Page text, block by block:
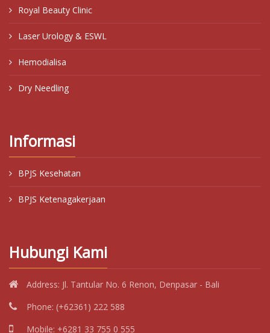
Royal Beauty Clinic
Laser Urology & ESWL
Hemodialisa
Dry Needling
Informasi
BPJS Kesehatan
BPJS Ketenagakerjaan
Hubungi Kami
Address: Jl. Tantular No. 6 Renon, Denpasar - Bali
Phone: (+62361) 222 588
Mobile: +6281 33 755 0 555